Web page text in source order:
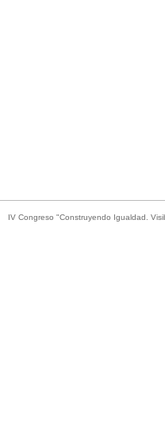
IV Congreso "Construyendo Igualdad.